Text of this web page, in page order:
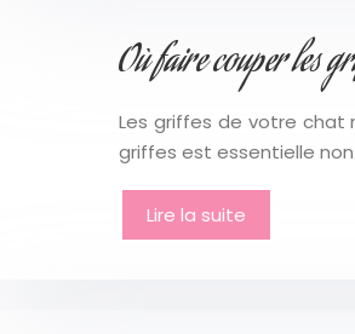
Où faire couper les
Les griffes de votre chat
griffes est essentielle
Lire la suite